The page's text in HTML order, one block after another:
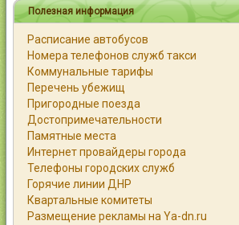
Город
Статьи
Каталог
Справочник
Работа
Объявления
Помощь
Полезная информация
Расписание автобусов
Номера телефонов служб такси
Коммунальные тарифы
Перечень убежищ
Пригородные поезда
Достопримечательности
Памятные места
Интернет провайдеры города
Телефоны городских служб
Горячие линии ДНР
Квартальные комитеты
Размещение рекламы на Ya-dn.ru